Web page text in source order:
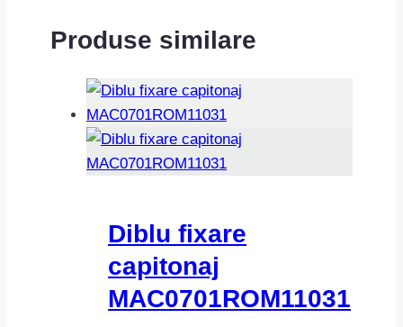
Produse similare
Diblu fixare
capitonaj
MAC0701ROM11031